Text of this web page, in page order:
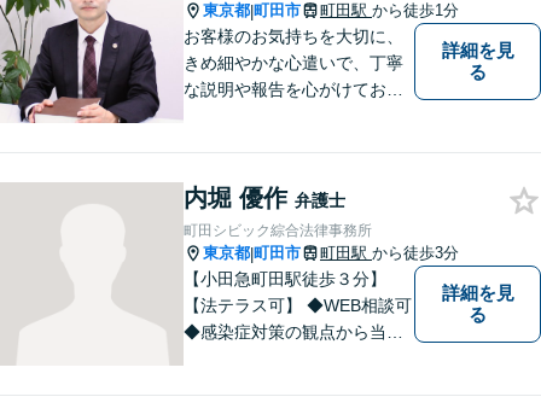
東京都|町田市 町田駅 から徒歩1分
お客様のお気持ちを大切に、
きめ細やかな心遣いで、丁寧
な説明や報告を心がけており
い相手方でもスムーズに解決
にいたします。
詳細を見
る
内堀 優作 弁護士
町田シビック綜合法律事務所
東京都|町田市 町田駅 から徒歩3分
【小田急町田駅徒歩３分】
【法テラス可】 ◆WEB相談可
◆感染症対策の観点から当面
詳細を見
る